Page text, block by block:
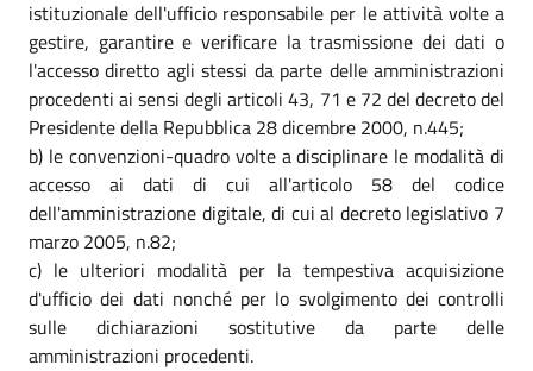
istituzionale dell'ufficio responsabile per le attività volte a
gestire, garantire e verificare la trasmissione dei dati o
l'accesso diretto agli stessi da parte delle amministrazioni
procedenti ai sensi degli articoli 43, 71 e 72 del decreto del
Presidente della Repubblica 28 dicembre 2000, n.445;
b) le convenzioni-quadro volte a disciplinare le modalità di
accesso ai dati di cui all'articolo 58 del codice
dell'amministrazione digitale, di cui al decreto legislativo 7
marzo 2005, n.82;
c) le ulteriori modalità per la tempestiva acquisizione
d'ufficio dei dati nonché per lo svolgimento dei controlli
sulle dichiarazioni sostitutive da parte delle
amministrazioni procedenti.